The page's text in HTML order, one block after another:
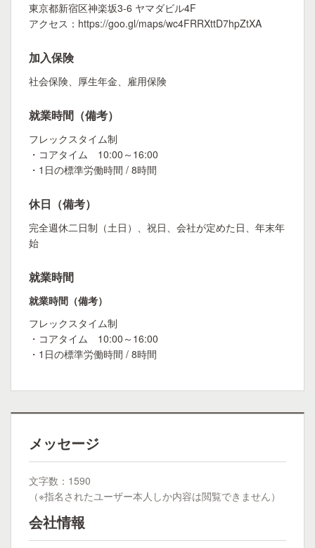
東京都新宿区神楽坂3-6 ヤマダビル4F
アクセス：https://goo.gl/maps/wc4FRRXttD7hpZtXA
加入保険
社会保険、厚生年金、雇用保険
就業時間（備考）
フレックスタイム制
・コアタイム 10:00～16:00
・1日の標準労働時間 / 8時間
休日（備考）
完全週休二日制（土日）、祝日、会社が定めた日、年末年
始
就業時間
就業時間（備考）
フレックスタイム制
・コアタイム 10:00～16:00
・1日の標準労働時間 / 8時間
メッセージ
文字数：1590
（※指名されたユーザー本人しか内容は閲覧できません）
会社情報